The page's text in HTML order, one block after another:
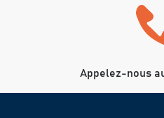
Appelez-nous au